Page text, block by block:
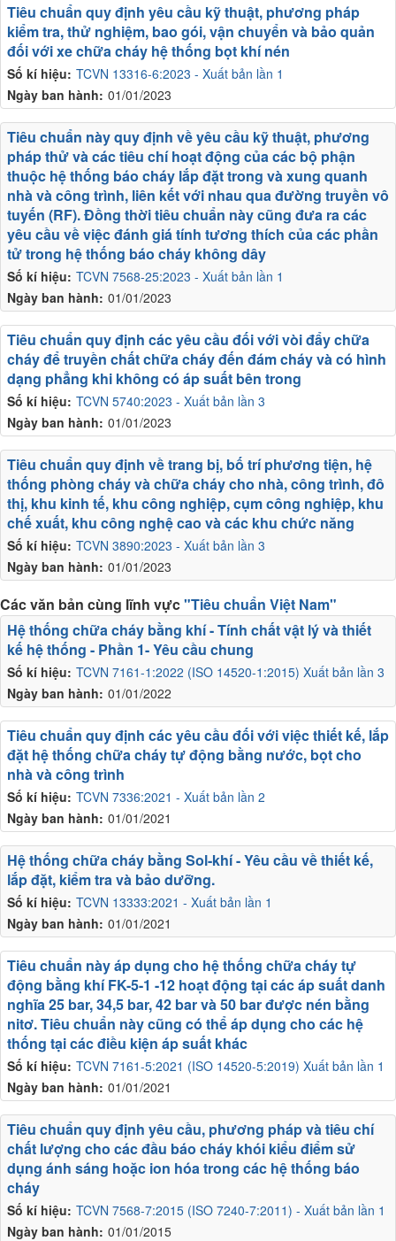
Số kí hiệu: TCVN 13316-6:2023 - Xuất bản lần 1
Ngày ban hành: 01/01/2023
Tiêu chuẩn quy định yêu cầu kỹ thuật, phương pháp
kiểm tra, thử nghiệm, bao gói, vận chuyển và bảo quản
đối với xe chữa cháy hệ thống bọt khí nén
Số kí hiệu: TCVN 7568-25:2023 - Xuất bản lần 1
Ngày ban hành: 01/01/2023
Tiêu chuẩn này quy định về yêu cầu kỹ thuật, phương
pháp thử và các tiêu chí hoạt động của các bộ phận
thuộc hệ thống báo cháy lắp đặt trong và xung quanh
nhà và công trình, liên kết với nhau qua đường truyền vô
tuyến (RF). Đồng thời tiêu chuẩn này cũng đưa ra các
yêu cầu về việc đánh giá tính tương thích của các phần
tử trong hệ thống báo cháy không dây
Số kí hiệu: TCVN 5740:2023 - Xuất bản lần 3
Ngày ban hành: 01/01/2023
Tiêu chuẩn quy định các yêu cầu đối với vòi đẩy chữa
cháy để truyền chất chữa cháy đến đám cháy và có hình
dạng phẳng khi không có áp suất bên trong
Số kí hiệu: TCVN 3890:2023 - Xuất bản lần 3
Ngày ban hành: 01/01/2023
Tiêu chuẩn quy định về trang bị, bố trí phương tiện, hệ
thống phòng cháy và chữa cháy cho nhà, công trình, đô
thị, khu kinh tế, khu công nghiệp, cụm công nghiệp, khu
chế xuất, khu công nghệ cao và các khu chức năng
Các văn bản cùng lĩnh vực"Tiêu chuẩn Việt Nam"
Số kí hiệu: TCVN 7161-1:2022 (ISO 14520-1:2015) Xuất bản lần 3
Ngày ban hành: 01/01/2022
Hệ thống chữa cháy bằng khí - Tính chất vật lý và thiết
kế hệ thống - Phần 1- Yêu cầu chung
Số kí hiệu: TCVN 7336:2021 - Xuất bản lần 2
Ngày ban hành: 01/01/2021
Tiêu chuẩn quy định các yêu cầu đối với việc thiết kế, lắp
đặt hệ thống chữa cháy tự động bằng nước, bọt cho
nhà và công trình
Số kí hiệu: TCVN 13333:2021 - Xuất bản lần 1
Ngày ban hành: 01/01/2021
Hệ thống chữa cháy bằng Sol-khí - Yêu cầu về thiết kế,
lắp đặt, kiểm tra và bảo dưỡng.
Số kí hiệu: TCVN 7161-5:2021 (ISO 14520-5:2019) Xuất bản lần 1
Ngày ban hành: 01/01/2021
Tiêu chuẩn này áp dụng cho hệ thống chữa cháy tự
động bằng khí FK-5-1 -12 hoạt động tại các áp suất danh
nghĩa 25 bar, 34,5 bar, 42 bar và 50 bar được nén bằng
nitơ. Tiêu chuẩn này cũng có thể áp dụng cho các hệ
thống tại các điều kiện áp suất khác
Số kí hiệu: TCVN 7568-7:2015 (ISO 7240-7:2011) - Xuất bản lần 1
Ngày ban hành: 01/01/2015
Tiêu chuẩn quy định yêu cầu, phương pháp và tiêu chí
chất lượng cho các đầu báo cháy khói kiểu điểm sử
dụng ánh sáng hoặc ion hóa trong các hệ thống báo
cháy